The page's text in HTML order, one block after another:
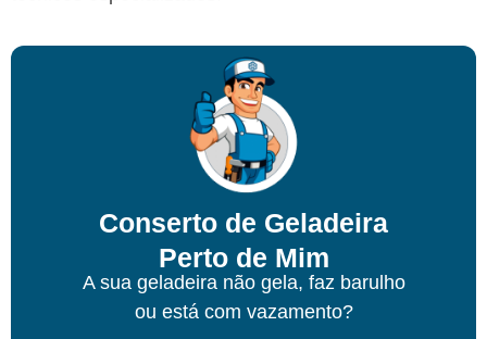
Conserto de Geladeira
Perto de Mim
A sua geladeira não gela, faz barulho
ou está com vazamento?